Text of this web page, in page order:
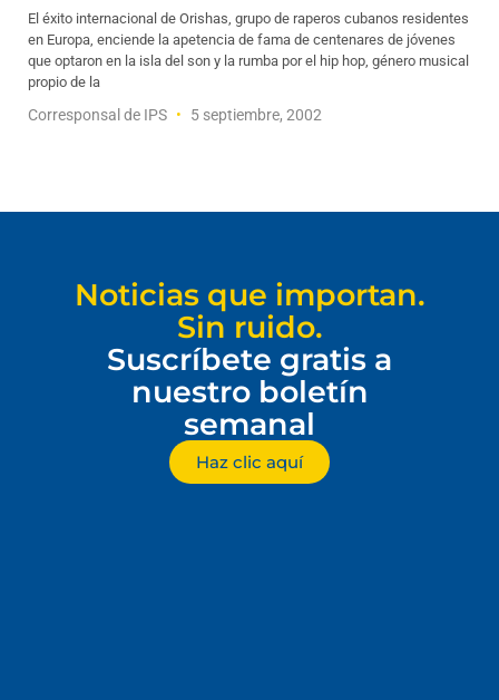
El éxito internacional de Orishas, grupo de raperos cubanos residentes
en Europa, enciende la apetencia de fama de centenares de jóvenes
que optaron en la isla del son y la rumba por el hip hop, género musical
propio de la
Corresponsal de IPS 5 septiembre, 2002
Noticias que importan.
Sin ruido.
Suscríbete gratis a
nuestro boletín
semanal
Haz clic aquí